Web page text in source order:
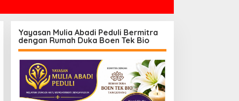
Yayasan Mulia Abadi Peduli Bermitra
dengan Rumah Duka Boen Tek Bio